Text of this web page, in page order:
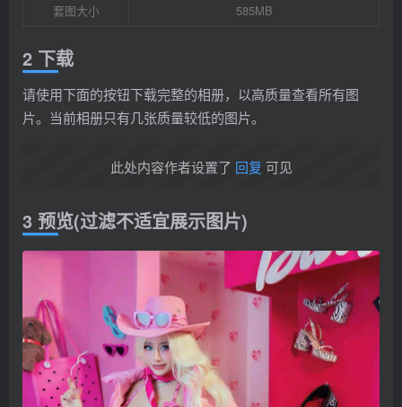
套图大小
585MB
2 下载
请使用下面的按钮下载完整的相册，以高质量查看所有图
片。当前相册只有几张质量较低的图片。
此处内容作者设置了 回复 可见
3 预览(过滤不适宜展示图片)